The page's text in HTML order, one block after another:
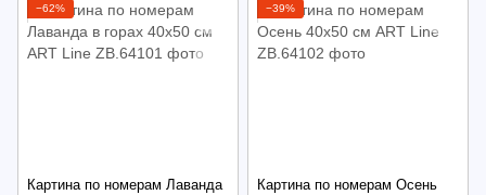
−62%
Картина по номерам Лаванда
−39%
Картина по номерам Осень